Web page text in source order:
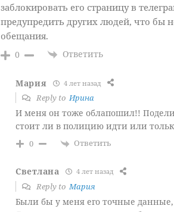
заблокировать его страницу в
предупредить других людей, что бы
обещания.
0 Ответить
Мария 4 лет назад
Reply toИрина
И меня он тоже облапошил!!
стоит ли в полицию идти или
0 Ответить
Светлана 4 лет назад
Reply to Мария
Были бы у меня его точные данные,